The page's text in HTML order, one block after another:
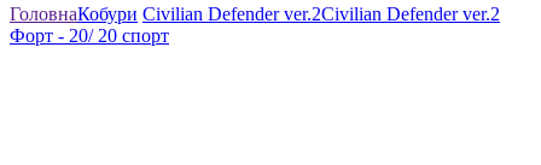
ГоловнаКобури Civilian Defender ver.2Civilian Defender ver.2
Форт - 20/ 20 спорт